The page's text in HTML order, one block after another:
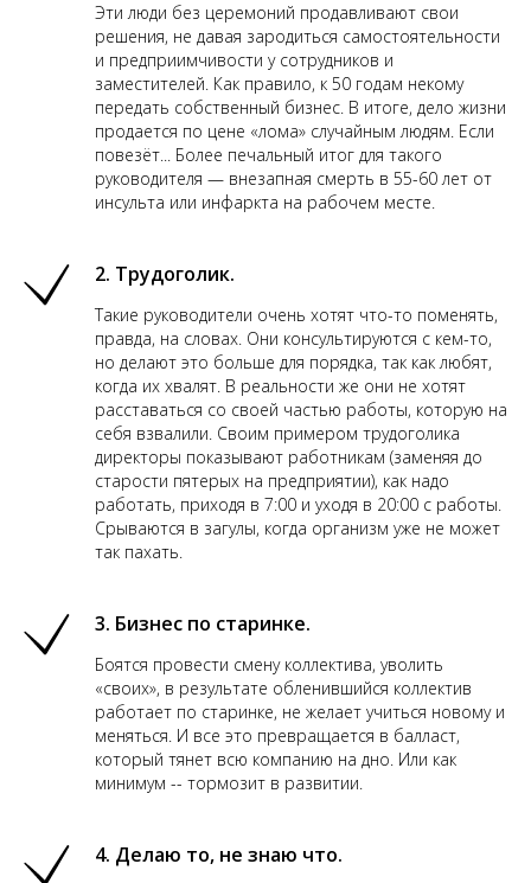
Эти люди без церемоний продавливают свои
решения, не давая зародиться самостоятельности
и предприимчивости у сотрудников и
заместителей. Как правило, к 50 годам некому
передать собственный бизнес. В итоге, дело жизни
продается по цене «лома» случайным людям. Если
повезёт... Более печальный итог для такого
руководителя — внезапная смерть в 55-60 лет от
инсульта или инфаркта на рабочем месте.
2. Трудоголик.
Такие руководители очень хотят что-то поменять,
правда, на словах. Они консультируются с кем-то,
но делают это больше для порядка, так как любят,
когда их хвалят. В реальности же они не хотят
расставаться со своей частью работы, которую на
себя взвалили. Своим примером трудоголика
директоры показывают работникам (заменяя до
старости пятерых на предприятии), как надо
работать, приходя в 7:00 и уходя в 20:00 с работы.
Срываются в загулы, когда организм уже не может
так пахать.
3. Бизнес по старинке.
Боятся провести смену коллектива, уволить
«своих», в результате обленившийся коллектив
работает по старинке, не желает учиться новому и
меняться. И все это превращается в балласт,
который тянет всю компанию на дно. Или как
минимум -- тормозит в развитии.
4. Делаю то, не знаю что.